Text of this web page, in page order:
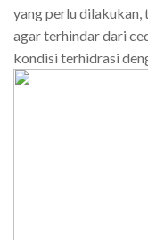
yang perlu dilakukan,
agar terhindar dari
kondisi terhidrasi